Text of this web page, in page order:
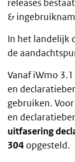
releases
&
In het landelijk
de
Vanaf iWmo
en
gebruiken.
en
uitfasering
304 opgesteld.